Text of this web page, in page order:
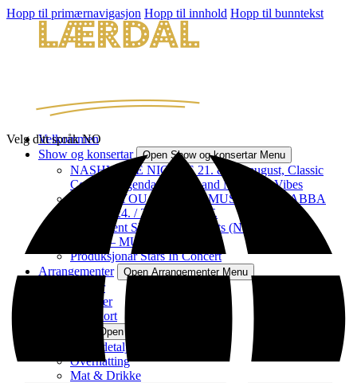
Hopp til primærnavigasjon Hopp til innhold Hopp til bunntekst
Velkommen
Show og konsertar
Open Show og konsertar Menu
NASHVILLE NIGHTS 21. & 22. august, Classic
Country, legendary songs and Nashville Vibes
THANK YOU FOR THE MUSIC – THE ABBA
STORY 24. / 25. / 26. SEPT.
All Current Shows & Concerts (NO)
ELVIS – MUSIKALEN
Produksjonar Stars In Concert
Arrangementer
Open Arrangementer Menu
Pakkar
Grupper
Gåvekort
Open Plassering Menu
Teaterdetaljer
Overnatting
Mat & Drikke
Velg ditt språk NO